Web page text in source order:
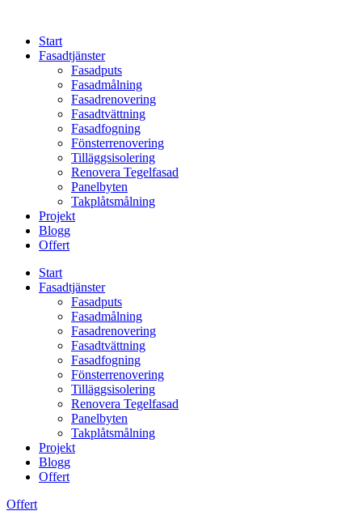
contentStart
Fasadtjänster
Fasadputs
Fasadmålning
Fasadrenovering
Fasadtvättning
Fasadfogning
Fönsterrenovering
Tilläggsisolering
Renovera Tegelfasad
Panelbyten
Takplåtsmålning
Projekt
Blogg
Offert
Start
Fasadtjänster
Fasadputs
Fasadmålning
Fasadrenovering
Fasadtvättning
Fasadfogning
Fönsterrenovering
Tilläggsisolering
Renovera Tegelfasad
Panelbyten
Takplåtsmålning
Projekt
Blogg
Offert
Offert